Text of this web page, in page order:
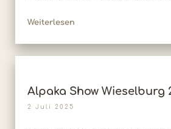
Weiterlesen
Alpaka Show Wieselburg
2 Juli 2025